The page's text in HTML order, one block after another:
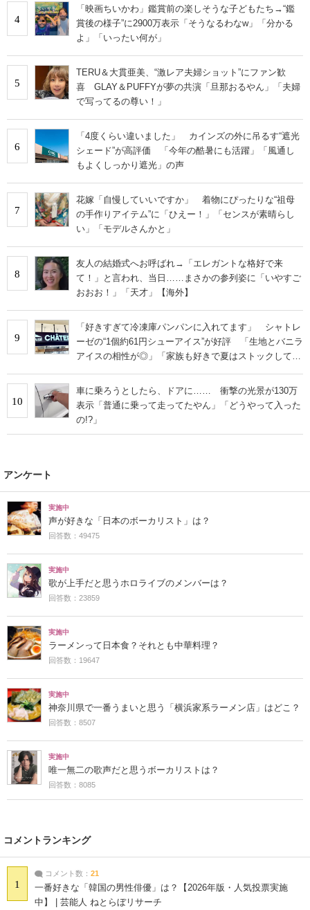
4
「映画ちいかわ」鑑賞前の楽しそうな子どもたち→“鑑
賞後の様子”に2900万表示「そうなるわなw」「分かる
よ」「いったい何が」
5
TERU＆大貫亜美、“激レア夫婦ショット”にファン歓
喜 GLAY＆PUFFYが夢の共演「旦那おるやん」「夫婦
で写ってるの尊い！」
6
「4度くらい違いました」 カインズの外に吊るす“遮光
シェード”が高評価 「今年の酷暑にも活躍」「風通し
もよくしっかり遮光」の声
7
花嫁「自慢していいですか」 着物にぴったりな“祖母
の手作りアイテム”に「ひえー！」「センスが素晴らし
い」「モデルさんかと」
8
友人の結婚式へお呼ばれ→「エレガントな格好で来
て！」と言われ、当日……まさかの参列姿に「いやすご
おおお！」「天才」【海外】
9
「好きすぎて冷凍庫パンパンに入れてます」 シャトレ
ーゼの“1個約61円シューアイス”が好評 「生地とバニラ
アイスの相性が◎」「家族も好きで夏はストックして
10
車に乗ろうとしたら、ドアに…… 衝撃の光景が130万
表示「普通に乗って走ってたやん」「どうやって入った
の!?」
アンケート
実施中
声が好きな「日本のボーカリスト」は？
回答数：49475
実施中
歌が上手だと思うホロライブのメンバーは？
回答数：23859
実施中
ラーメンって日本食？それとも中華料理？
回答数：19647
実施中
神奈川県で一番うまいと思う「横浜家系ラーメン店」はどこ？
回答数：8507
実施中
唯一無二の歌声だと思うボーカリストは？
回答数：8085
コメントランキング
1
コメント数： 21
一番好きな「韓国の男性俳優」は？【2026年版・人気投票実施
中】 | 芸能人 ねとらぼリサーチ